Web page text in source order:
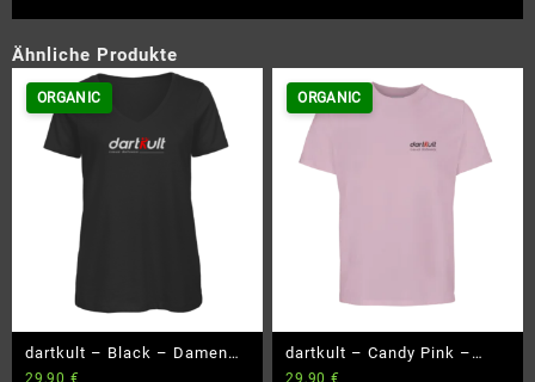
Ähnliche Produkte
ORGANIC
dartkult – Black – Damen
ORGANIC
dartkult – Candy Pink –